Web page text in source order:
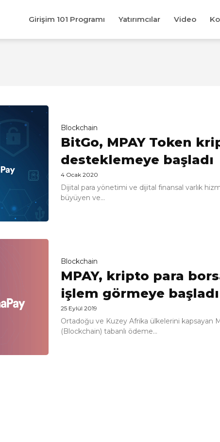
Girişim 101 Programı Yatırımcılar Video
Blockchain
BitGo, MPAY Token
desteklemeye başladı
4 Ocak 2020
Dijital para yönetimi ve dijital finansal varlık
büyüyen ve...
Blockchain
MPAY, kripto para
işlem görmeye başladı
25 Eylül 2019
Ortadoğu ve Kuzey Afrika ülkelerini kapsayan
(Blockchain) tabanlı ödeme...